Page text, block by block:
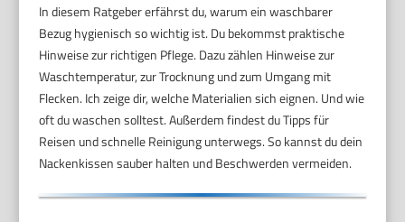
In diesem Ratgeber erfährst du, warum ein waschbarer
Bezug hygienisch so wichtig ist. Du bekommst praktische
Hinweise zur richtigen Pflege. Dazu zählen Hinweise zur
Waschtemperatur, zur Trocknung und zum Umgang mit
Flecken. Ich zeige dir, welche Materialien sich eignen. Und wie
oft du waschen solltest. Außerdem findest du Tipps für
Reisen und schnelle Reinigung unterwegs. So kannst du dein
Nackenkissen sauber halten und Beschwerden vermeiden.